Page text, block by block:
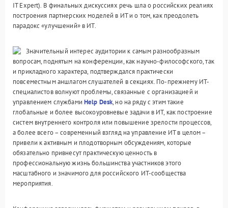
IT Expert). В финальных дискуссиях речь шла о российских реалиях
построения партнерских моделей в ИТ и о том, как преодолеть
парадокс «улучшений» в ИТ.
Значительный интерес аудитории к самым разнообразным
вопросам, поднятым на конференции, как научно-философского, так
и прикладного характера, подтверждался практически
повсеместным аншлагом слушателей в секциях. По-прежнему ИТ-
специалистов волнуют проблемы, связанные с организацией и
управлением службами Help Desk, но на ряду с этим такие
глобальные и более высокоуровневые задачи в ИТ, как построение
систем внутреннего контроля или повышение зрелости процессов,
а более всего – современный взгляд на управление ИТ в целом –
привели к активным и плодотворным обсуждениям, которые
обязательно привнесут практическую ценность в
профессиональную жизнь большинства участников этого
масштабного и значимого для российского ИТ-сообщества
мероприятия.